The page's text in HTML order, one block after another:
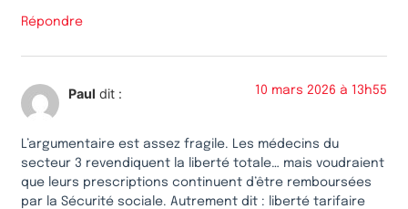
Répondre
Paul dit : 10 mars 2026 à 13h55
L’argumentaire est assez fragile. Les médecins du
secteur 3 revendiquent la liberté totale… mais voudraient
que leurs prescriptions continuent d’être remboursées
par la Sécurité sociale. Autrement dit : liberté tarifaire